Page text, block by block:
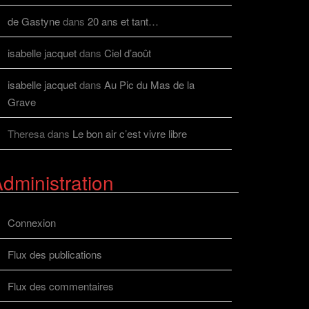
de Gastynedans 20 ans et tant…
isabelle jacquetdans Ciel d’août
isabelle jacquetdans Au Pic du Mas de la
Grave
Theresadans Le bon air c’est vivre libre
Connexion
Flux des publications
Flux des commentaires